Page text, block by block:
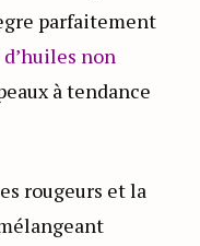
parfaitement
non
à tendance
rougeurs et la